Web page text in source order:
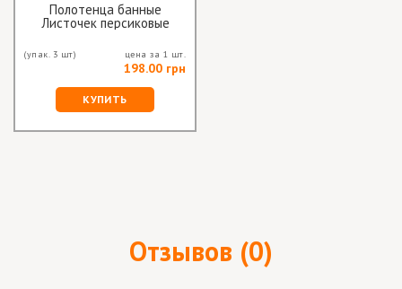
Полотенца банные
Листочек персиковые
(упак. 3 шт) цена за 1 шт.
198.00 грн
КУПИТЬ
Отзывов (0)